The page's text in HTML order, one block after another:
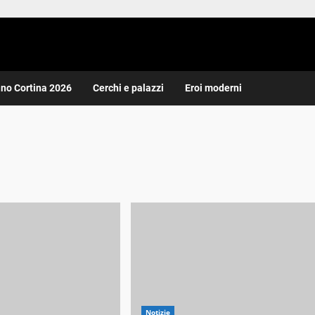
Cortina 2026 Cerchi e palazzi Eroi moderni
Notizie